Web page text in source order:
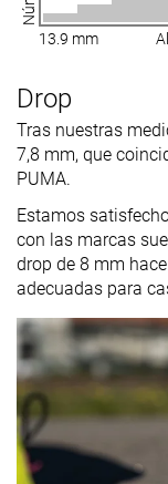
13.9 mm
Drop
Tras nuestras
7,8 mm, que
PUMA.
Estamos
con las marcas
drop de 8 mm
adecuadas para